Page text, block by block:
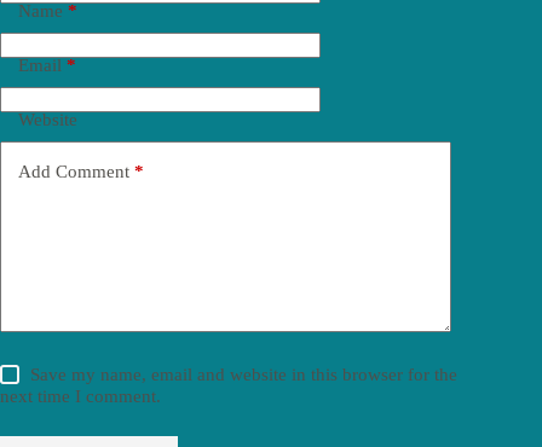
Name *
Email *
Website
Add Comment *
Save my name, email and website in this browser for the
next time I comment.